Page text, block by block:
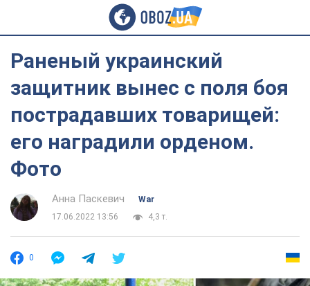
Раненый украинский
защитник вынес с поля боя
пострадавших товарищей:
его наградили орденом.
Фото
Анна Паскевич
War
17.06.2022 13:56
4,3 т.
0